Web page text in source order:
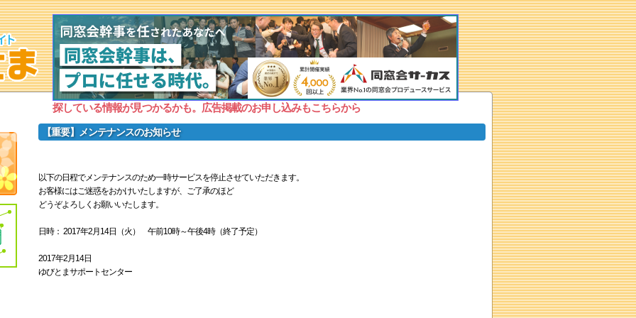
探している情報が見つかるかも。広告掲載のお申し込みもこちらから
【重要】メンテナンスのお知らせ
以下の日程でメンテナンスのため一時サービスを停止させていただきます。
お客様にはご迷惑をおかけいたしますが、ご了承のほど
どうぞよろしくお願いいたします。
日時： 2017年2月14日（火） 午前10時～午後4時（終了予定）
2017年2月14日
ゆびとまサポートセンター